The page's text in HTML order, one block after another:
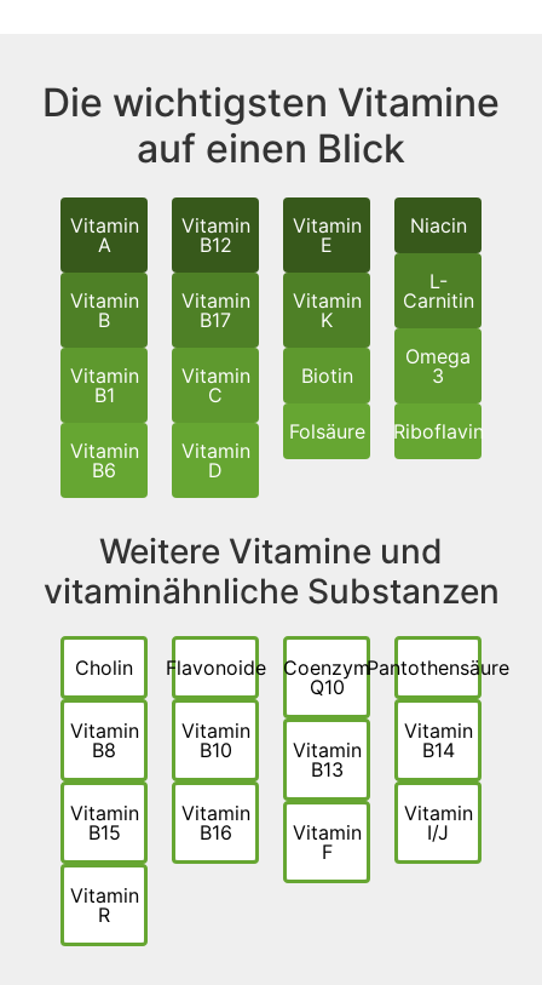
Die wichtigsten Vitamine
auf einen Blick
Vitamin
A
Vitamin
B
Vitamin
B1
Vitamin
B6
Vitamin
B12
Vitamin
B17
Vitamin
C
Vitamin
D
Vitamin
E
Vitamin
K
Biotin
Folsäure
Niacin
L-
Carnitin
Omega
3
Riboflavin
Weitere Vitamine und
vitaminähnliche Substanzen
Cholin
Vitamin
B8
Vitamin
B15
Vitamin
R
Flavonoide
Vitamin
B10
Vitamin
B16
Coenzym
Q10
Vitamin
B13
Vitamin
F
Pantothensäure
Vitamin
B14
Vitamin
I/J